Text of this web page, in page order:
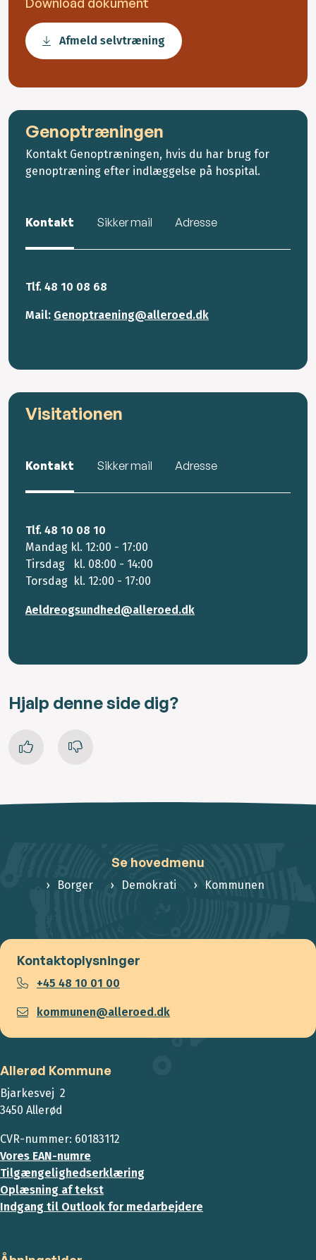
Afmeld selvtræning
Genoptræningen
Kontakt Genoptræningen, hvis du har brug for
genoptræning efter indlæggelse på hospital.
Kontakt Sikker mail Adresse
Tlf. 48 10 08 68
Mail: Genoptraening@alleroed.dk
Visitationen
Kontakt Sikker mail Adresse
Tlf. 48 10 08 10
Mandag kl. 12:00 - 17:00
Tirsdag kl. 08:00 - 14:00
Torsdag kl. 12:00 - 17:00
Aeldreogsundhed@alleroed.dk
Hjalp denne side dig?
Se hovedmenu
Borger Demokrati Kommunen
Kontaktoplysninger
+45 48 10 01 00
kommunen@alleroed.dk
Allerød Kommune
Bjarkesvej 2
3450 Allerød
CVR-nummer: 60183112
Vores EAN-numre
Tilgængelighedserklæring
Oplæsning af tekst
Indgang til Outlook for medarbejdere